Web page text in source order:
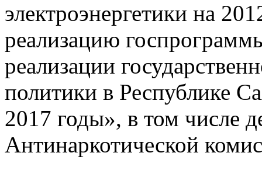
электроэнергетики на
реализацию
реализации
политики в Республике
2017 годы», в том числе
Антинаркотической